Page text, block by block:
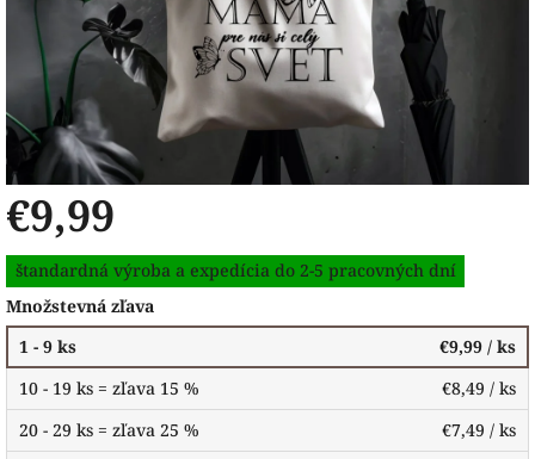
€9,99
Jednotková
cena:
štandardná výroba a expedícia do 2-5 pracovných dní
Množstevná zľava
1 - 9 ks
€9,99 / ks
10 - 19 ks = zľava 15 %
€8,49 / ks
20 - 29 ks = zľava 25 %
€7,49 / ks